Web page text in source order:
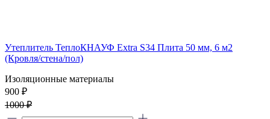
Утеплитель ТеплоКНАУФ Extra S34 Плита 50 мм, 6 м2
(Кровля/стена/пол)
Изоляционные материалы
900 ₽
1000 ₽